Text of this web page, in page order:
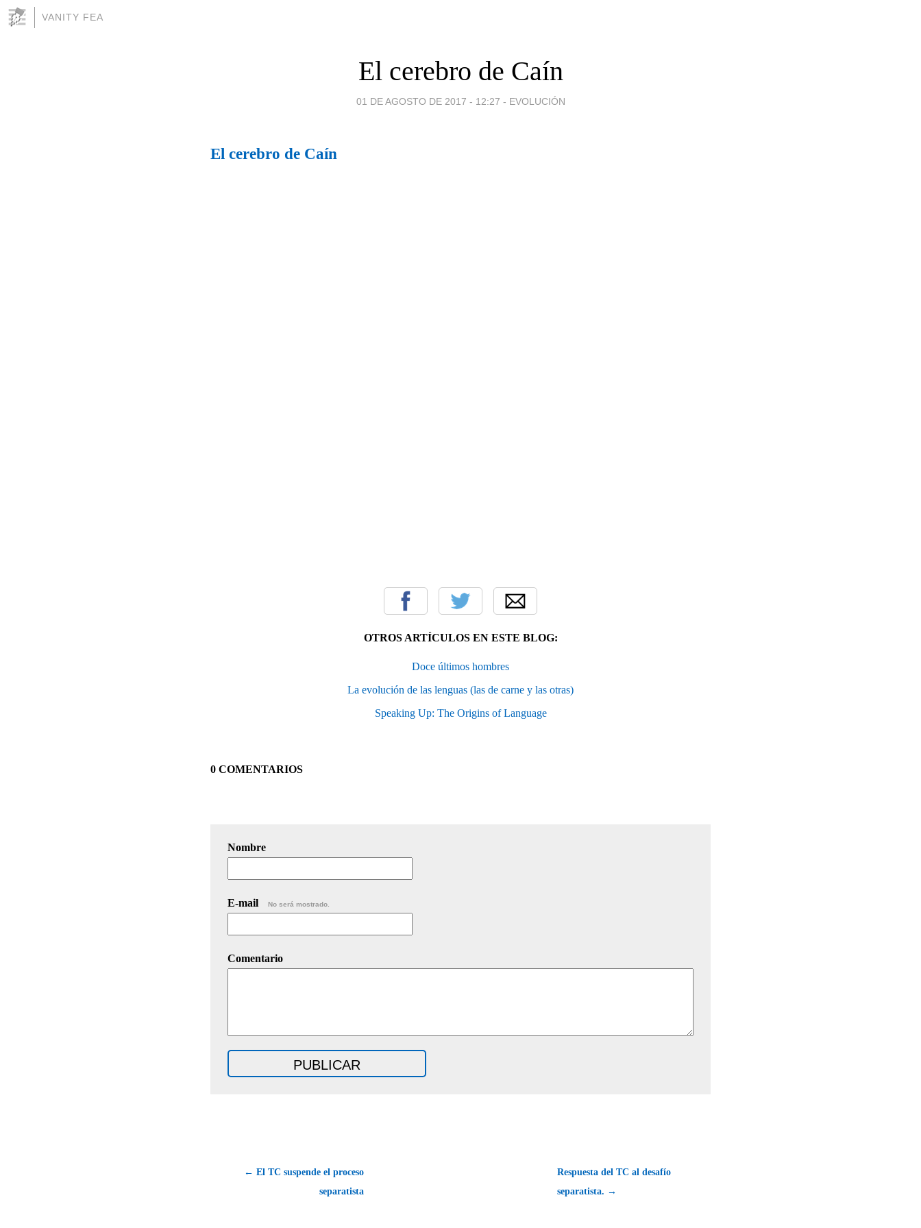
VANITY FEA
El cerebro de Caín
01 DE AGOSTO DE 2017 - 12:27 - EVOLUCIÓN
El cerebro de Caín
OTROS ARTÍCULOS EN ESTE BLOG:
Doce últimos hombres
La evolución de las lenguas (las de carne y las otras)
Speaking Up: The Origins of Language
0 COMENTARIOS
Nombre
E-mail No será mostrado.
Comentario
← El TC suspende el proceso
separatista
Respuesta del TC al desafío
separatista. →